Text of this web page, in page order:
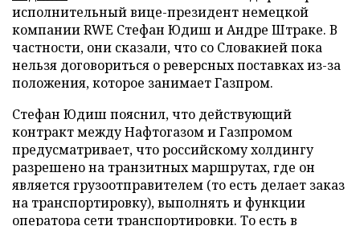
исполнительный вице-президент немецкой
компании RWE Стефан Юдиш и Андре Штраке. В
частности, они сказали, что со Словакией пока
нельзя договориться о реверсных поставках из-за
положения, которое занимает Газпром.
Стефан Юдиш пояснил, что действующий
контракт между Нафтогазом и Газпромом
предусматривает, что российскому холдингу
разрешено на транзитных маршрутах, где он
является грузоотправителем (то есть делает заказ
на транспортировку), выполнять и функции
оператора сети транспортировки. То есть в